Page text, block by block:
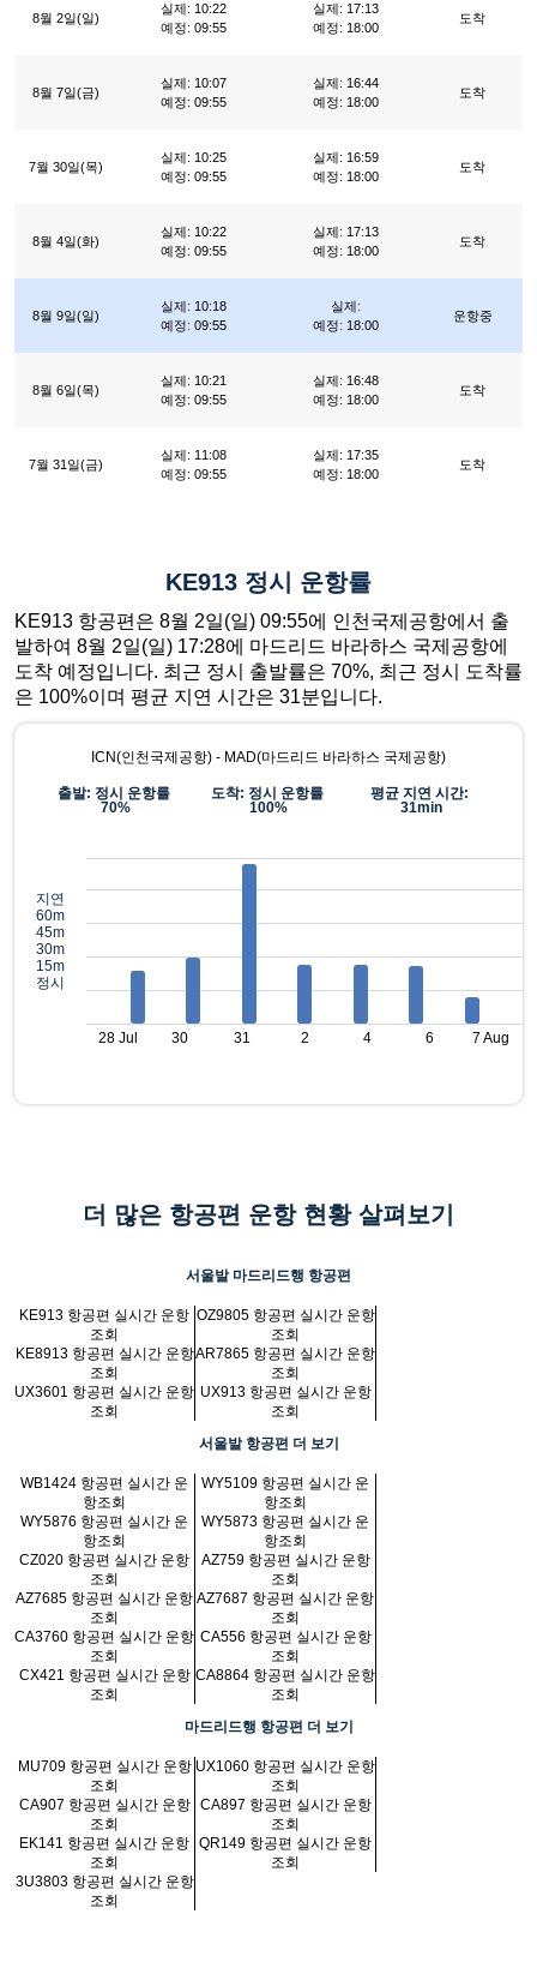
8월 2일(일)
실제: 10:22
예정: 09:55
실제: 17:13
예정: 18:00
도착
8월 7일(금)
실제: 10:07
예정: 09:55
실제: 16:44
예정: 18:00
도착
7월 30일(목)
실제: 10:25
예정: 09:55
실제: 16:59
예정: 18:00
도착
8월 4일(화)
실제: 10:22
예정: 09:55
실제: 17:13
예정: 18:00
도착
8월 9일(일)
실제: 10:18
예정: 09:55
실제:
예정: 18:00
운항중
8월 6일(목)
실제: 10:21
예정: 09:55
실제: 16:48
예정: 18:00
도착
7월 31일(금)
실제: 11:08
예정: 09:55
실제: 17:35
예정: 18:00
도착
KE913 정시 운항률
KE913 항공편은 8월 2일(일) 09:55에 인천국제공항에서 출
발하여 8월 2일(일) 17:28에 마드리드 바라하스 국제공항에
도착 예정입니다. 최근 정시 출발률은 70%, 최근 정시 도착률
은 100%이며 평균 지연 시간은 31분입니다.
ICN(인천국제공항) - MAD(마드리드 바라하스 국제공항)
출발: 정시 운항률
70%
도착: 정시 운항률
100%
평균 지연 시간:
31min
지연
60m
45m
30m
15m
정시
28 Jul 30 31 2 4 6 7 Aug
더 많은 항공편 운항 현황 살펴보기
서울발 마드리드행 항공편
KE913 항공편 실시간 운항
조회
OZ9805 항공편 실시간 운항
조회
KE8913 항공편 실시간 운항
조회
AR7865 항공편 실시간 운항
조회
UX3601 항공편 실시간 운항
조회
UX913 항공편 실시간 운항
조회
서울발 항공편 더 보기
WB1424 항공편 실시간 운
항조회
WY5109 항공편 실시간 운
항조회
WY5876 항공편 실시간 운
항조회
WY5873 항공편 실시간 운
항조회
CZ020 항공편 실시간 운항
조회
AZ759 항공편 실시간 운항
조회
AZ7685 항공편 실시간 운항
조회
AZ7687 항공편 실시간 운항
조회
CA3760 항공편 실시간 운항
조회
CA556 항공편 실시간 운항
조회
CX421 항공편 실시간 운항
조회
CA8864 항공편 실시간 운항
조회
마드리드행 항공편 더 보기
MU709 항공편 실시간 운항
조회
UX1060 항공편 실시간 운항
조회
CA907 항공편 실시간 운항
조회
CA897 항공편 실시간 운항
조회
EK141 항공편 실시간 운항
조회
QR149 항공편 실시간 운항
조회
3U3803 항공편 실시간 운항
조회